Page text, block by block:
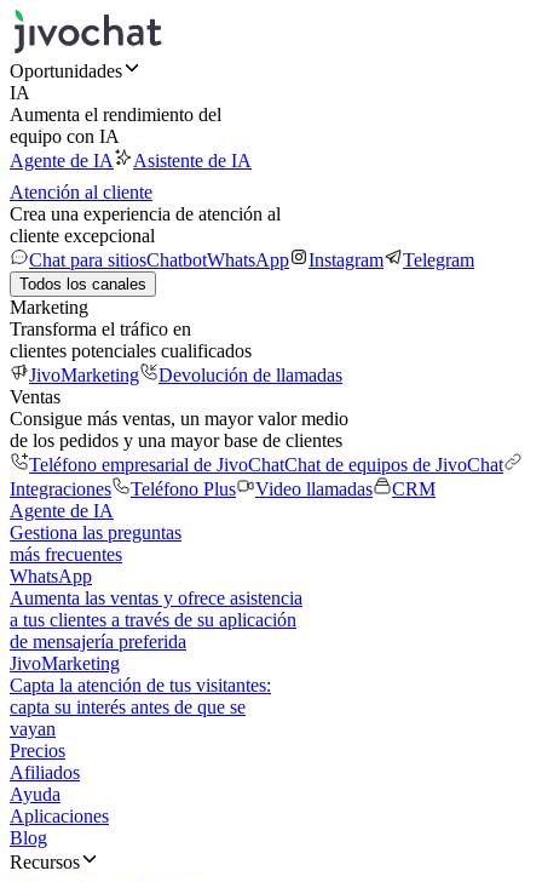
Oportunidades
IA
Aumenta el rendimiento del
equipo con IA
Agente de IA
Asistente de IA
Atención al cliente
Crea una experiencia de atención al
cliente excepcional
Chat para sitiosChatbotWhatsApp Instagram Telegram
Todos los canales
Marketing
Transforma el tráfico en
clientes potenciales cualificados
JivoMarketing
Devolución de llamadas
Ventas
Consigue más ventas, un mayor valor medio
de los pedidos y una mayor base de clientes
Teléfono empresarial de JivoChatChat de equipos de JivoChat
Integraciones
Teléfono Plus Video llamadas
CRM
Agente de IA
Gestiona las preguntas
más frecuentes
WhatsApp
Aumenta las ventas y ofrece asistencia
a tus clientes a través de su aplicación
de mensajería preferida
JivoMarketing
Capta la atención de tus visitantes:
capta su interés antes de que se
vayan
Precios
Afiliados
Ayuda
Aplicaciones
Blog
Recursos